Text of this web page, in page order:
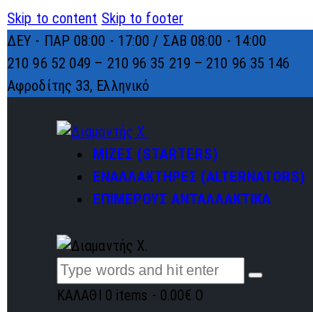
Skip to content Skip to footer
ΔΕΥ - ΠΑΡ 08:00 - 17:00 / ΣΑΒ 08:00 - 14:00
210 96 52 049 – 210 96 35 219 –210 96 35 146
Αφροδίτης 33, Ελληνικό
ΜΙΖΕΣ (STARTERS)
ΕΝΑΛΛΑΚΤΗΡΕΣ (ALTERNATORS)
ΕΠΙΜΕΡΟΥΣ ΑΝΤΑΛΛΑΚΤΙΚΑ
ΚΑΛΑΘΙ 0 items - 0.00€ 0